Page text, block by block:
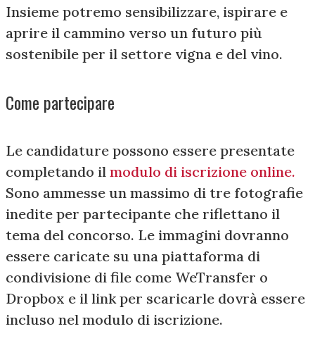
Insieme potremo sensibilizzare, ispirare e
aprire il cammino verso un futuro più
sostenibile per il settore vigna e del vino.
Come partecipare
Le candidature possono essere presentate
completando il modulo di iscrizione online.
Sono ammesse un massimo di tre fotografie
inedite per partecipante che riflettano il
tema del concorso. Le immagini dovranno
essere caricate su una piattaforma di
condivisione di file come WeTransfer o
Dropbox e il link per scaricarle dovrà essere
incluso nel modulo di iscrizione.